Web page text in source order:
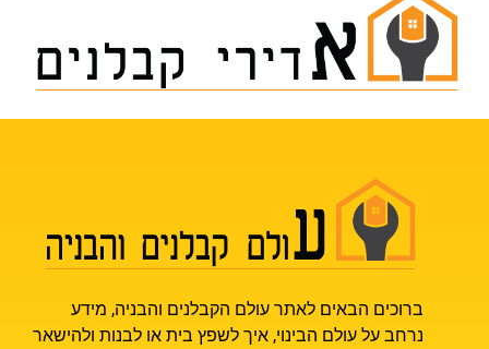
ברוכים הבאים לאתר עולם הקבלנים והבניה, מידע
נרחב על עולם הבינוי, איך לשפץ בית או לבנות ולהישאר